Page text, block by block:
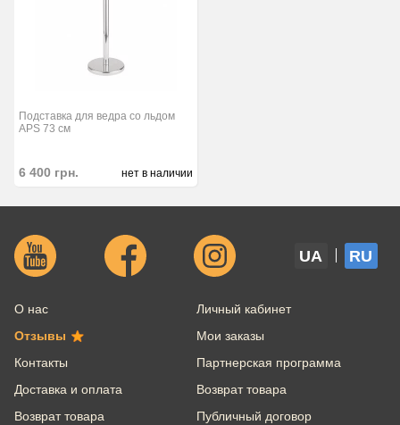
Подставка для ведра со льдом
APS 73 см
6 400 грн. нет в наличии
UA RU
О нас
Отзывы
Контакты
Доставка и оплата
Возврат товара
Личный кабинет
Мои заказы
Партнерская программа
Возврат товара
Публичный договор